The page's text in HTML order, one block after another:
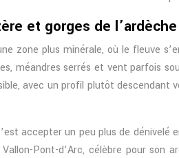
et gorges de
zone plus minérale, où le fleuve
méandres serrés et vent parfois
avec un profil plutôt descendant
accepter un peu plus de
Pont-d’Arc, célèbre pour son